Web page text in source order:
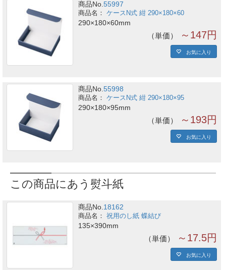
商品No.55997
ケースN式 紺 290×180×60
290×180×60mm
単価 ～147円
お気に入り
商品No.55998
ケースN式 紺 290×180×95
290×180×95mm
単価 ～193円
お気に入り
この商品にあう熨斗紙
商品No. 18162
祝用のし紙 蝶結び
135×390mm
単価 ～17.5円
お気に入り